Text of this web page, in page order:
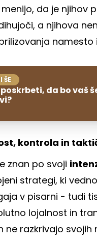
da je njihov
a njihova
namesto
ŠE
da bo vaš
kontrola in
znan po svoji
strategi, ki
v pisarni - tudi
lojalnost in
razkrivajo svojih